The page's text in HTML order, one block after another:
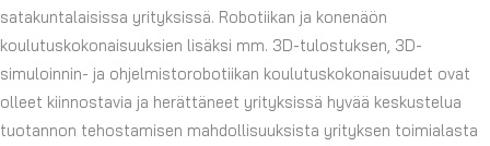
satakuntalaisissa yrityksissä. Robotiikan ja konenäön
koulutuskokonaisuuksien lisäksi mm. 3D-tulostuksen, 3D-
simuloinnin- ja ohjelmistorobotiikan koulutuskokonaisuudet ovat
olleet kiinnostavia ja herättäneet yrityksissä hyvää keskustelua
tuotannon tehostamisen mahdollisuuksista yrityksen toimialasta